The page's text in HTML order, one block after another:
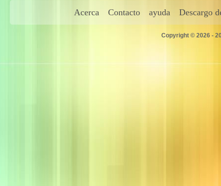
Acerca Contacto ayuda Descargo
Copyright © 2026 -